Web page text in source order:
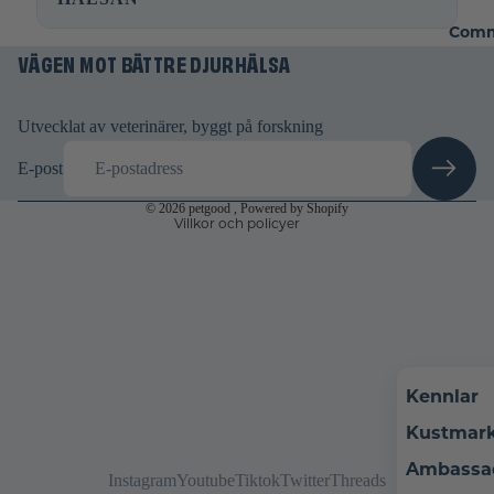
Kennlar
VÄGEN MOT BÄTTRE DJURHÄLSA
Utvecklat av veterinärer, byggt på forskning
E-post
© 2026 petgood , Powered by Shopify
Villkor och policyer
Användarvillkor
Rättsligt meddelande
InstagramYoutubeTiktokTwitterThreads